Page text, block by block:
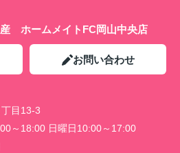
ホームメイトFC岡山中央店
お問い合わせ
目13-3
～18:00 日曜日10:00～17:00